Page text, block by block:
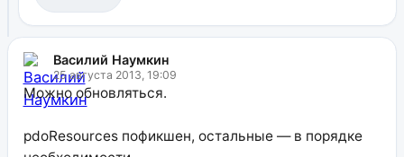
Василий Наумкин
25 августа 2013, 19:09
Можно обновляться.
pdoResources пофикшен, остальные — в порядке